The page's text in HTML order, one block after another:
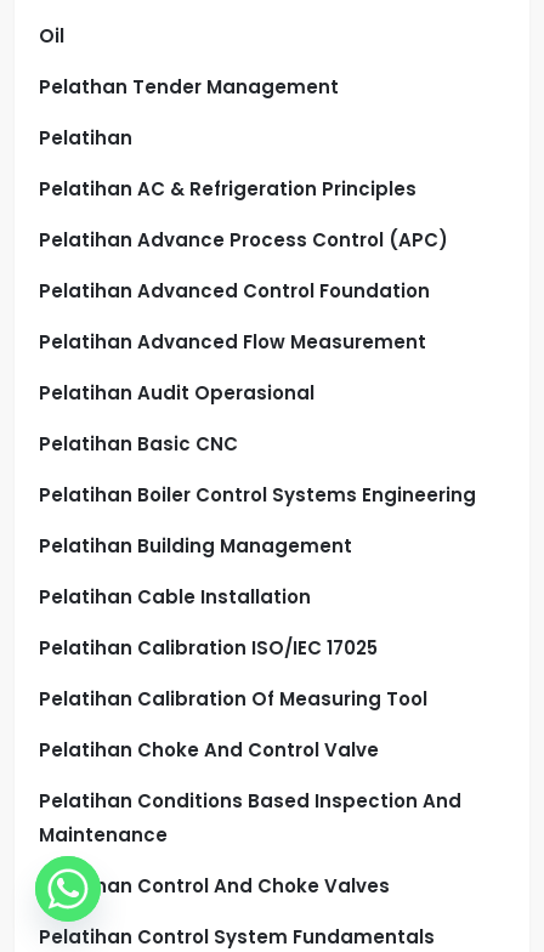
Oil
Pelathan Tender Management
Pelatihan
Pelatihan AC & Refrigeration Principles
Pelatihan Advance Process Control (APC)
Pelatihan Advanced Control Foundation
Pelatihan Advanced Flow Measurement
Pelatihan Audit Operasional
Pelatihan Basic CNC
Pelatihan Boiler Control Systems Engineering
Pelatihan Building Management
Pelatihan Cable Installation
Pelatihan Calibration ISO/IEC 17025
Pelatihan Calibration Of Measuring Tool
Pelatihan Choke And Control Valve
Pelatihan Conditions Based Inspection And
Maintenance
Pelatihan Control And Choke Valves
Pelatihan Control System Fundamentals